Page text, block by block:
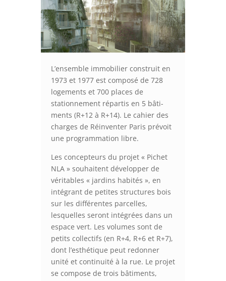
L’ensemble immobilier construit en
1973 et 1977 est composé de 728
logements et 700 places de
stationnement répartis en 5 bâti-
ments (R+12 à R+14). Le cahier des
charges de Réinventer Paris prévoit
une programmation libre.
Les concepteurs du projet « Pichet
NLA » souhaitent développer de
véritables « jardins habités », en
intégrant de petites structures bois
sur les différentes parcelles,
lesquelles seront intégrées dans un
espace vert. Les volumes sont de
petits collectifs (en R+4, R+6 et R+7),
dont l’esthétique peut redonner
unité et continuité à la rue. Le projet
se compose de trois bâtiments,